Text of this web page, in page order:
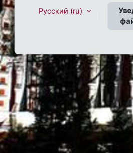
Русский ‎(ru)‎